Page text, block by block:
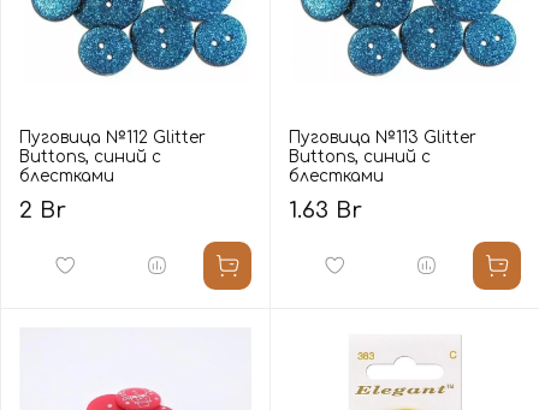
Пуговица №112 Glitter
Buttons, синий с
блестками
2 Br
Пуговица №113 Glitter
Buttons, синий с
блестками
1.63 Br